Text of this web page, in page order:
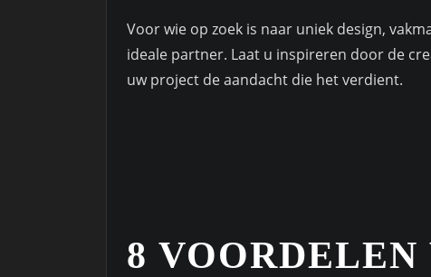
Voor wie op zoek is naar uniek design,
ideale partner. Laat u inspireren door de
uw project de aandacht die het verdient.
8 VOORDELEN